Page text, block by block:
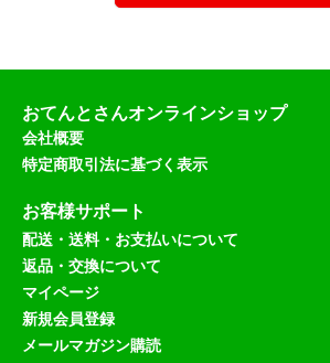
おてんとさんオンラインショップ
会社概要
特定商取引法に基づく表示
お客様サポート
配送・送料・お支払いについて
返品・交換について
マイページ
新規会員登録
メールマガジン購読